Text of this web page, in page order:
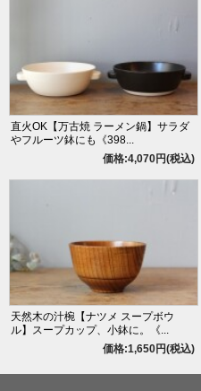
直火OK【万古焼 ラーメン鍋】サラダ
やフルーツ鉢にも《398...
価格:4,070円(税込)
天然木の汁椀【ナツメ スープボウ
ル】スープカップ、小鉢に。《...
価格:1,650円(税込)